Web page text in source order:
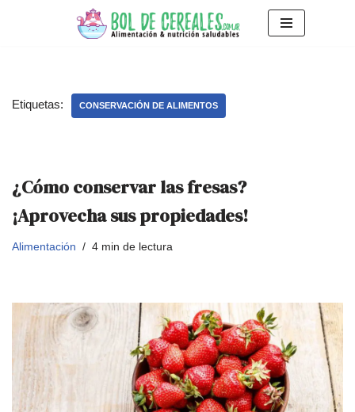
Etiquetas:
CONSERVACIÓN DE ALIMENTOS
¿Cómo conservar las fresas?
¡Aprovecha sus propiedades!
Alimentación 4 min de lectura